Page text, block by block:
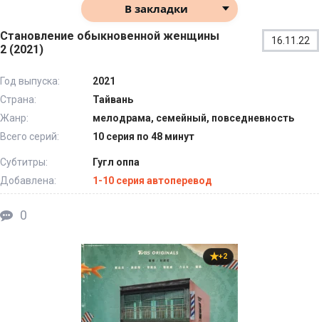
В закладки
Становление обыкновенной женщины
2 (2021)
16.11.22
Год выпуска:
2021
Страна:
Тайвань
Жанр:
мелодрама, семейный, повседневность
Всего серий:
10 серия по 48 минут
Субтитры:
Гугл оппа
Добавлена:
1-10 серия автоперевод
0
+2